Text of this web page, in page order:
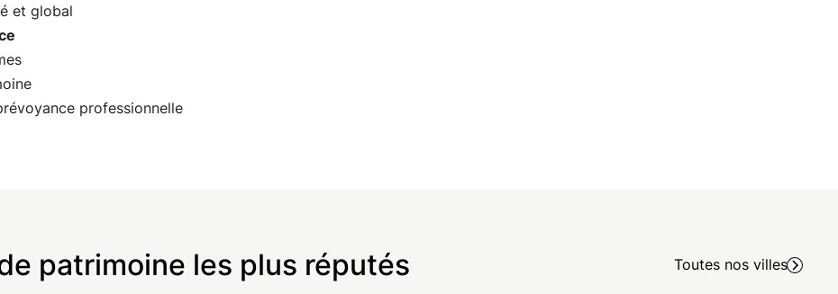
et global
professionnelle
patrimoine les plus réputés Toutes nos villes